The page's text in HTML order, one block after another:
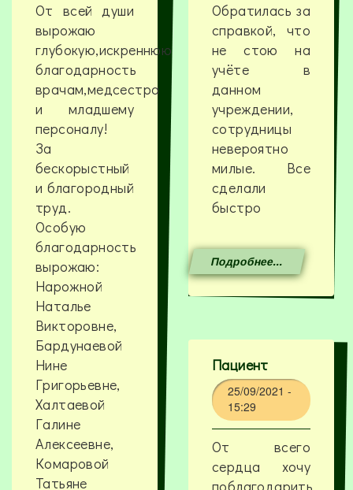
От всей души
вырожаю
глубокую,искреннюю
благодарность
врачам,медсестра
и младшему
персоналу!
За
бескорыстный
и благородный
труд.
Особую
благодарность
вырожаю:
Нарожной
Наталье
Викторовне,
Бардунаевой
Нине
Григорьевне,
Халтаевой
Галине
Алексеевне,
Комаровой
Татьяне
Обратилась за
справкой, что
не стою на
учёте в
данном
учреждении,
сотрудницы
невероятно
милые. Все
сделали
быстро
Подробнее...
Пациент
25/09/2021 -
15:29
От всего
сердца хочу
поблагодарить